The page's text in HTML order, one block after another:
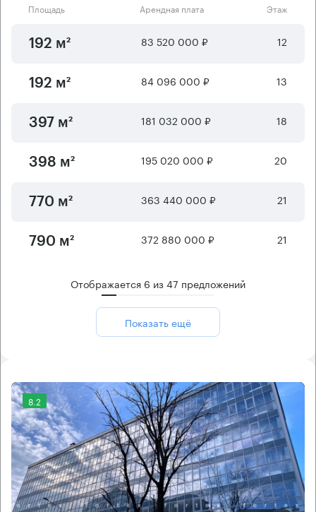
Площадь Арендная плата Этаж
192 м² 83 520 000 ₽ 12
192 м² 84 096 000 ₽ 13
397 м² 181 032 000 ₽ 18
398 м² 195 020 000 ₽ 20
770 м² 363 440 000 ₽ 21
790 м² 372 880 000 ₽ 21
Отображается 6 из47 предложений
Показать ещё
8.2